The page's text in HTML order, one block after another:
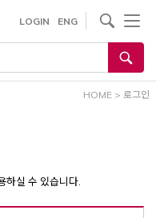
LOGIN ENG
HOME > 로그인
하실 수 있습니다.